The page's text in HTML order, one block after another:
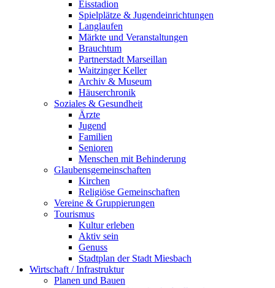
Eisstadion
Spielplätze & Jugendeinrichtungen
Langlaufen
Märkte und Veranstaltungen
Brauchtum
Partnerstadt Marseillan
Waitzinger Keller
Archiv & Museum
Häuserchronik
Soziales & Gesundheit
Ärzte
Jugend
Familien
Senioren
Menschen mit Behinderung
Glaubensgemeinschaften
Kirchen
Religiöse Gemeinschaften
Vereine & Gruppierungen
Tourismus
Kultur erleben
Aktiv sein
Genuss
Stadtplan der Stadt Miesbach
Wirtschaft / Infrastruktur
Planen und Bauen